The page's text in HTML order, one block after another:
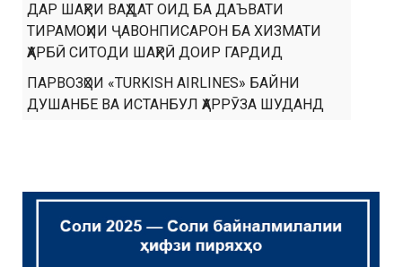
ДАР ШАҲРИ ВАҲДАТ ОИД БА ДАЪВАТИ
ТИРАМОҲИИ ҶАВОНПИСАРОН БА ХИЗМАТИ
ҲАРБӢ СИТОДИ ШАҲРӢ ДОИР ГАРДИД
ПАРВОЗҲОИ «TURKISH AIRLINES» БАЙНИ
ДУШАНБЕ ВА ИСТАНБУЛ ҲАРРӮЗА ШУДАНД